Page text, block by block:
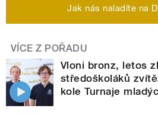
Jak nás naladíte na
VÍCE Z POŘADU
Vloni bronz, letos
středoškoláků
kole Turnaje